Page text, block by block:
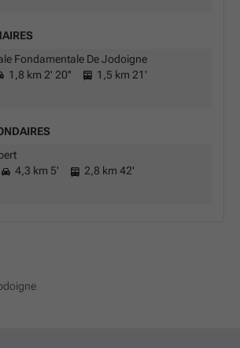
Fondamentale De Jodoigne
1,8 km 2' 20''
1,5 km 21'
4,3 km 5'
2,8 km 42'